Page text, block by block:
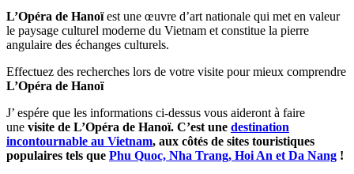
L’Opéra de Hanoïest une œuvre d’art nationale qui met en valeur
le paysage culturel moderne du Vietnam et constitue la pierre
angulaire des échanges culturels.
Effectuez des recherches lors de votre visite pour mieux comprendre
L’Opéra de Hanoï
J’ espére que les informations ci-dessus vous aideront à faire
une visite de L’Opéra de Hanoï. C’est une destination
incontournable au Vietnam, aux côtés de sites touristiques
populaires tels que Phu Quoc, Nha Trang, Hoi An et Da Nang !